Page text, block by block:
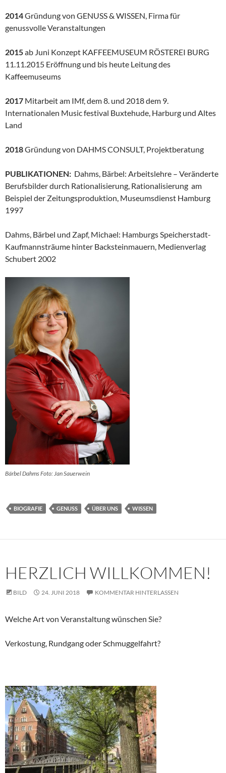
2014Gründung von GENUSS & WISSEN, Firma für
genussvolle Veranstaltungen
2015ab Juni Konzept KAFFEEMUSEUM RÖSTEREI BURG
11.11.2015 Eröffnung und bis heute Leitung des
Kaffeemuseums
2017 Mitarbeit am IMf, dem 8. und 2018 dem 9.
Internationalen Music festival Buxtehude, Harburg und Altes
Land
2018Gründung von DAHMS CONSULT, Projektberatung
PUBLIKATIONEN: Dahms, Bärbel: Arbeitslehre – Veränderte
Berufsbilder durch Rationalisierung, Rationalisierung am
Beispiel der Zeitungsproduktion, Museumsdienst Hamburg
1997
Dahms, Bärbel und Zapf, Michael: Hamburgs Speicherstadt-
Kaufmannsträume hinter Backsteinmauern, Medienverlag
Schubert 2002
Bärbel Dahms Foto: Jan Sauerwein
BIOGRAFIE GENUSS ÜBER UNS WISSEN
HERZLICH WILLKOMMEN!
BILD 24. JUNI 2018 KOMMENTAR HINTERLASSEN
Welche Art von Veranstaltung wünschen Sie?
Verkostung, Rundgang oder Schmuggelfahrt?